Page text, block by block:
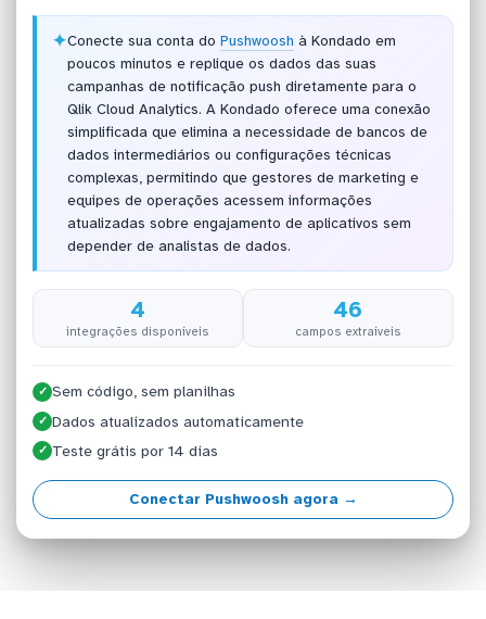
✦Conecte sua conta do Pushwoosh à Kondado em
poucos minutos e replique os dados das suas
campanhas de notificação push diretamente para o
Qlik Cloud Analytics. A Kondado oferece uma conexão
simplificada que elimina a necessidade de bancos de
dados intermediários ou configurações técnicas
complexas, permitindo que gestores de marketing e
equipes de operações acessem informações
atualizadas sobre engajamento de aplicativos sem
depender de analistas de dados.
4
integrações disponíveis
46
campos extraíveis
✓ Sem código, sem planilhas
✓ Dados atualizados automaticamente
✓ Teste grátis por 14 dias
Conectar Pushwoosh agora →